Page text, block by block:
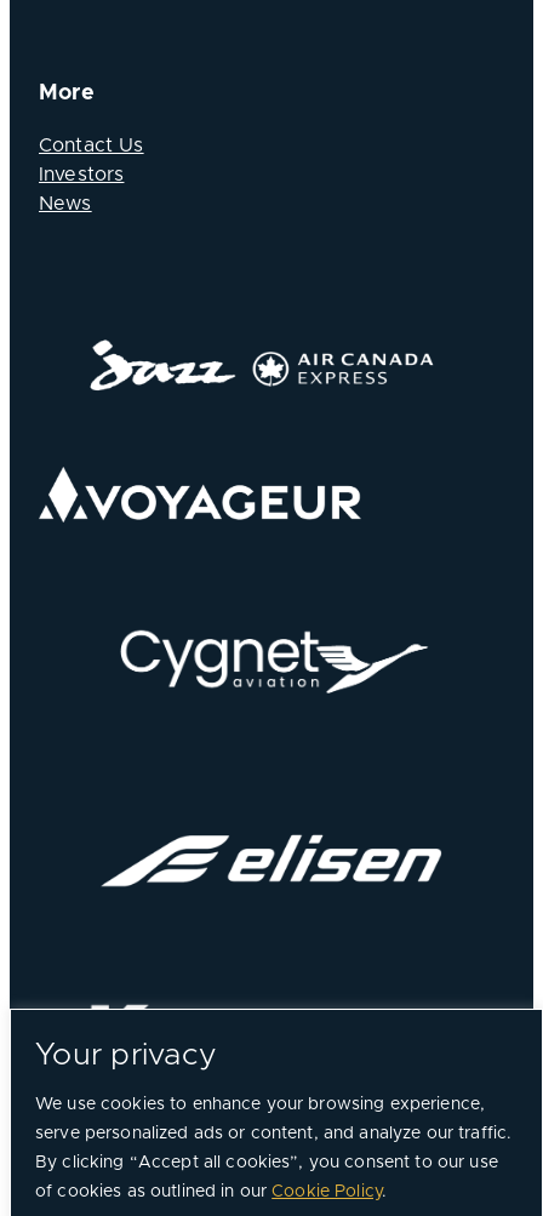
Your privacy
We use cookies to enhance your browsing experience,
serve personalized ads or content, and analyze our traffic.
By clicking “Accept all cookies”, you consent to our use
of cookies as outlined in ourCookie Policy.
More
Contact Us
Investors
News
© 2026, Chorus Aviation All Rights Reserved.